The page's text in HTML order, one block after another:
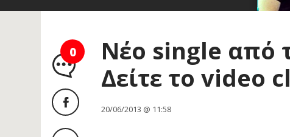
0
Νέο single από
Δείτε το video
20/06/2013 @ 11:58